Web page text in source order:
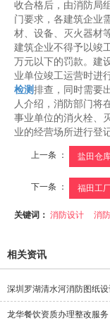
收合格后，由消防局
门要求，各建筑企业
材、设备、灭火器材
建筑企业不得予以竣
万元以下的罚款。建
业单位竣工运营时进
检测排查，同时需要
人介绍，消防部门将
事业单位的消火栓、
业的经营场所进行登
上一条 ： 盐田仓
下一条 ：
关键词： 消防设计 消
相关资讯
深圳罗湖清水河消防图纸
龙华餐饮资质办理整改服务